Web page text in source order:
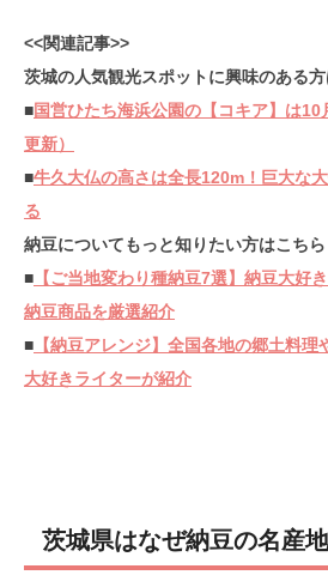
<<関連記事>>
茨城の人気観光スポットに興味のある
■国営ひたち海浜公園の【コキア】は
更新）
■牛久大仏の高さは全長120m！巨大な
る
納豆についてもっと知りたい方はこちら
■ 【ご当地変わり種納豆7選】納豆大好
納豆商品を厳選紹介
■ 【納豆アレンジ】全国各地の郷土料
大好きライターが紹介
茨城県はなぜ納豆の名産